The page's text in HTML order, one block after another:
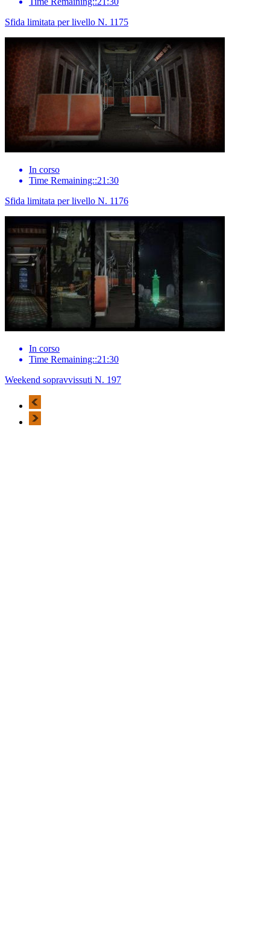
Sfida limitata per livello N. 1175
In corso
Time Remaining::21:30
Sfida limitata per livello N. 1176
In corso
Time Remaining::21:30
Weekend sopravvissuti N. 197